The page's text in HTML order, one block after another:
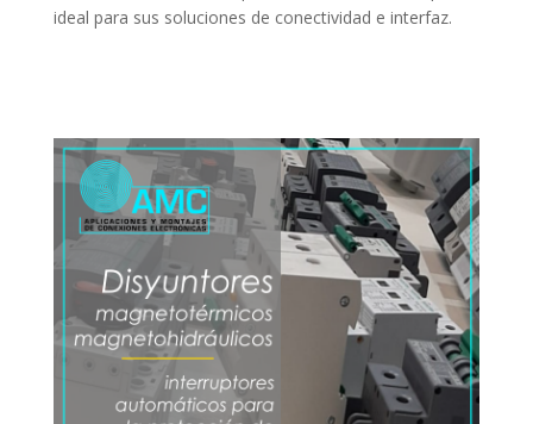
ideal para sus soluciones de conectividad e interfaz.